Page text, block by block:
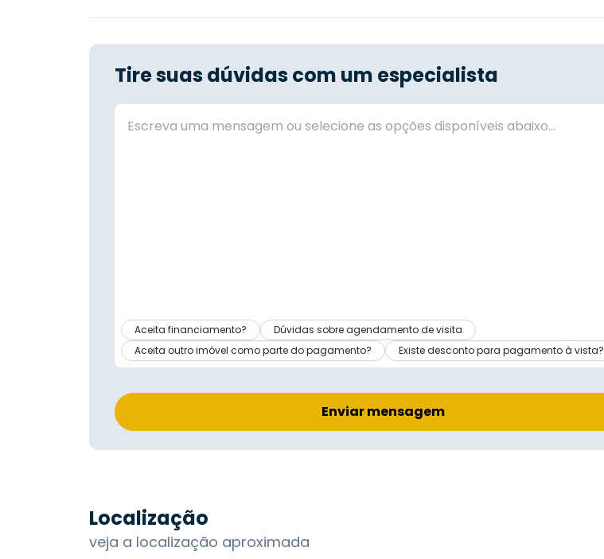
Tire suas dúvidas com um especialista
Aceita financiamento?
Dúvidas sobre agendamento de visita
Aceita outro imóvel como parte do pagamento?
Existe desconto para pagamento à vista?
Enviar mensagem
Localização
veja a localização aproximada